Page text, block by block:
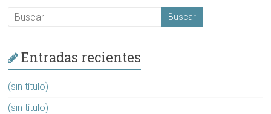
Entradas recientes
(sin título)
(sin título)